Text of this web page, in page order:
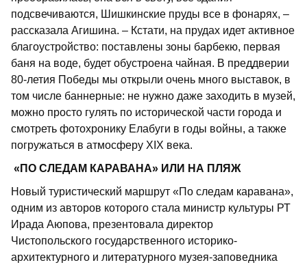
подсвечиваются, Шишкинские пруды все в фонарях, –
рассказала Агишина. – Кстати, на прудах идет активное
благоустройство: поставлены зоны барбекю, первая
баня на воде, будет обустроена чайная. В преддверии
80-летия Победы мы открыли очень много выставок, в
том числе баннерные: не нужно даже заходить в музей,
можно просто гулять по исторической части города и
смотреть фотохронику Елабуги в годы войны, а также
погружаться в атмосферу XIX века.
«ПО СЛЕДАМ КАРАВАНА» ИЛИ НА ПЛЯЖ
Новый туристический маршрут «По следам каравана»,
одним из авторов которого стала министр культуры РТ
Ирада Аюпова, презентовала директор
Чистопольского государственного историко-
архитектурного и литературного музея-заповедника